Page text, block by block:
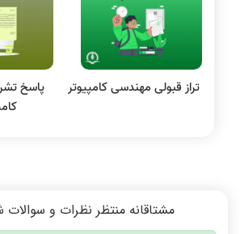
سیگنال و سیستمها
تراز قبولی مهندسی کامپیوتر
پاسخ
مشتاقانه منتظر نظرات و